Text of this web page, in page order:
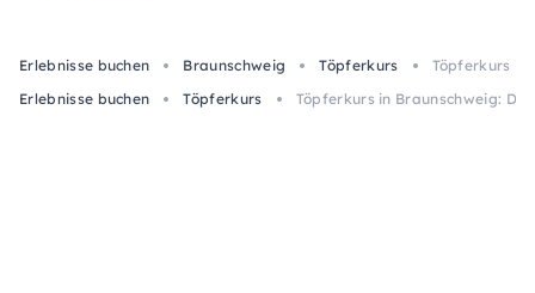
Erlebnisse buchen Braunschweig Töpferkurs
Töpferkurs in
Erlebnisse buchen
Töpferkurs Töpferkurs in Braunschweig: